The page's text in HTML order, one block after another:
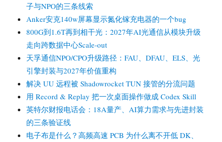
子与NPO的三条线索
Anker安克140w屏幕显示氮化镓充电器的一个bug
800G到1.6T再到相干光：2027年AI光通信从模块升级
走向跨数据中心Scale-out
天孚通信NPO/CPO升级路径：FAU、DFAU、ELS、光
引擎封装与2027年价值重构
解决 UU 远程被 Shadowrocket TUN 接管的分流问题
用 Record & Replay 把一次桌面操作做成 Codex Skill
英特尔财报电话会：18A量产、AI算力需求与先进封装
的三条验证线
电子布是什么？高频高速 PCB 为什么离不开低 DK、